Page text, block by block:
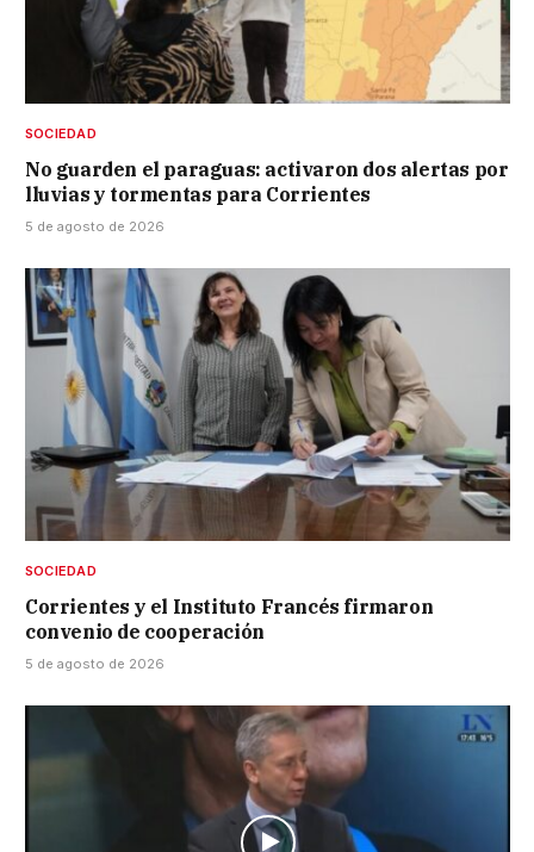
SOCIEDAD
No guarden el paraguas: activaron dos alertas por
lluvias y tormentas para Corrientes
5 de agosto de 2026
SOCIEDAD
Corrientes y el Instituto Francés firmaron
convenio de cooperación
5 de agosto de 2026